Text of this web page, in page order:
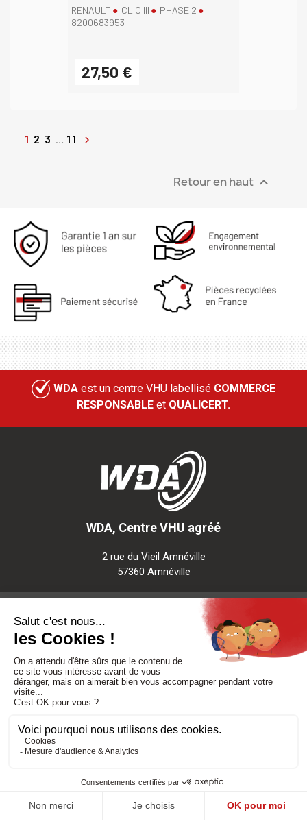
RENAULT CLIO III
PHASE 2
8200683953
27,50 €
1 2 3 11 
Retour en haut 
WDA est un centre VHU labellisé COMMERCE
RESPONSABLE et QUALICERT.
WDA, Centre VHU agréé
2 rue du Vieil Amnéville
57360 Amnéville
Besoin d'aide
Politique de confidentialité- Mentions légales